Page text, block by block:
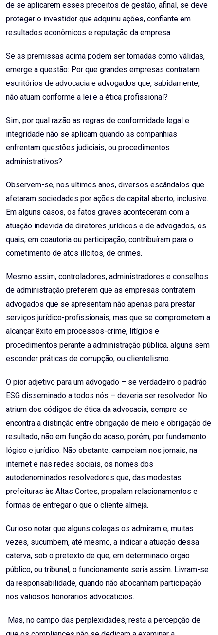
de se aplicarem esses preceitos de gestão, afinal, se deve
proteger o investidor que adquiriu ações, confiante em
resultados econômicos e reputação da empresa.
Se as premissas acima podem ser tomadas como válidas,
emerge a questão: Por que grandes empresas contratam
escritórios de advocacia e advogados que, sabidamente,
não atuam conforme a lei e a ética profissional?
Sim, por qual razão as regras de conformidade legal e
integridade não se aplicam quando as companhias
enfrentam questões judiciais, ou procedimentos
administrativos?
Observem-se, nos últimos anos, diversos escândalos que
afetaram sociedades por ações de capital aberto, inclusive.
Em alguns casos, os fatos graves aconteceram com a
atuação indevida de diretores jurídicos e de advogados, os
quais, em coautoria ou participação, contribuíram para o
cometimento de atos ilícitos, de crimes.
Mesmo assim, controladores, administradores e conselhos
de administração preferem que as empresas contratem
advogados que se apresentam não apenas para prestar
serviços jurídico-profissionais, mas que se comprometem a
alcançar êxito em processos-crime, litígios e
procedimentos perante a administração pública, alguns sem
esconder práticas de corrupção, ou clientelismo.
O pior adjetivo para um advogado – se verdadeiro o padrão
ESG disseminado a todos nós – deveria ser resolvedor. No
atrium dos códigos de ética da advocacia, sempre se
encontra a distinção entre obrigação de meio e obrigação de
resultado, não em função do acaso, porém, por fundamento
lógico e jurídico. Não obstante, campeiam nos jornais, na
internet e nas redes sociais, os nomes dos
autodenominados resolvedores que, das modestas
prefeituras às Altas Cortes, propalam relacionamentos e
formas de entregar o que o cliente almeja.
Curioso notar que alguns colegas os admiram e, muitas
vezes, sucumbem, até mesmo, a indicar a atuação dessa
caterva, sob o pretexto de que, em determinado órgão
público, ou tribunal, o funcionamento seria assim. Livram-se
da responsabilidade, quando não abocanham participação
nos valiosos honorários advocatícios.
Mas, no campo das perplexidades, resta a percepção de